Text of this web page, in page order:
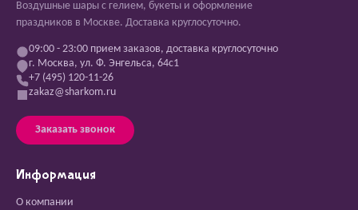
Воздушные шары с гелием, букеты и оформление
праздников в Москве. Доставка круглосуточно.
09:00 - 23:00 прием заказов, доставка круглосуточно
г. Москва, ул. Ф. Энгельса, 64с1
+7 (495) 120-11-26
zakaz@sharkom.ru
Заказать звонок
Информация
О компании